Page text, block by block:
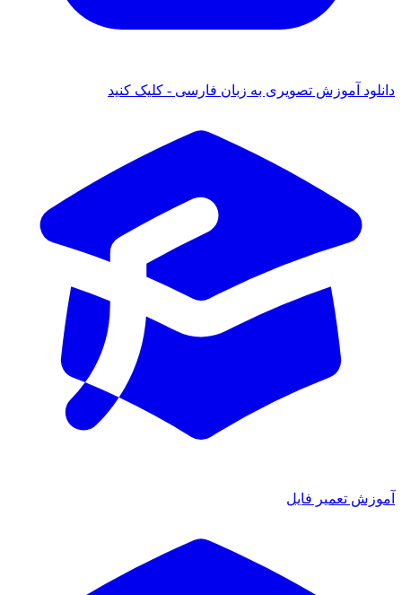
آموزش تصویری به زبان فارسی - کلیک کنید
تعمیر فایل